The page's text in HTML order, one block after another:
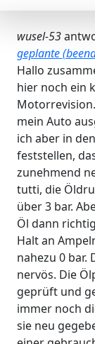
wusel-53
geplante
Hallo
hier noch ein
mein Auto
ich aber in
feststellen,
zunehmend
tutti, die
über 3 bar.
Öl dann
Halt an
nahezu 0 bar.
nervös. Die
geprüft und
immer noch
sie neu